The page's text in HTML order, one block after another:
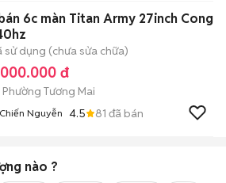
6c màn Titan Army 27inch Cong
sử dụng (chưa sửa chữa)
đ
Phường Tương Mai
Chiến Nguyễn 4.5 81 đã bán
nào ?